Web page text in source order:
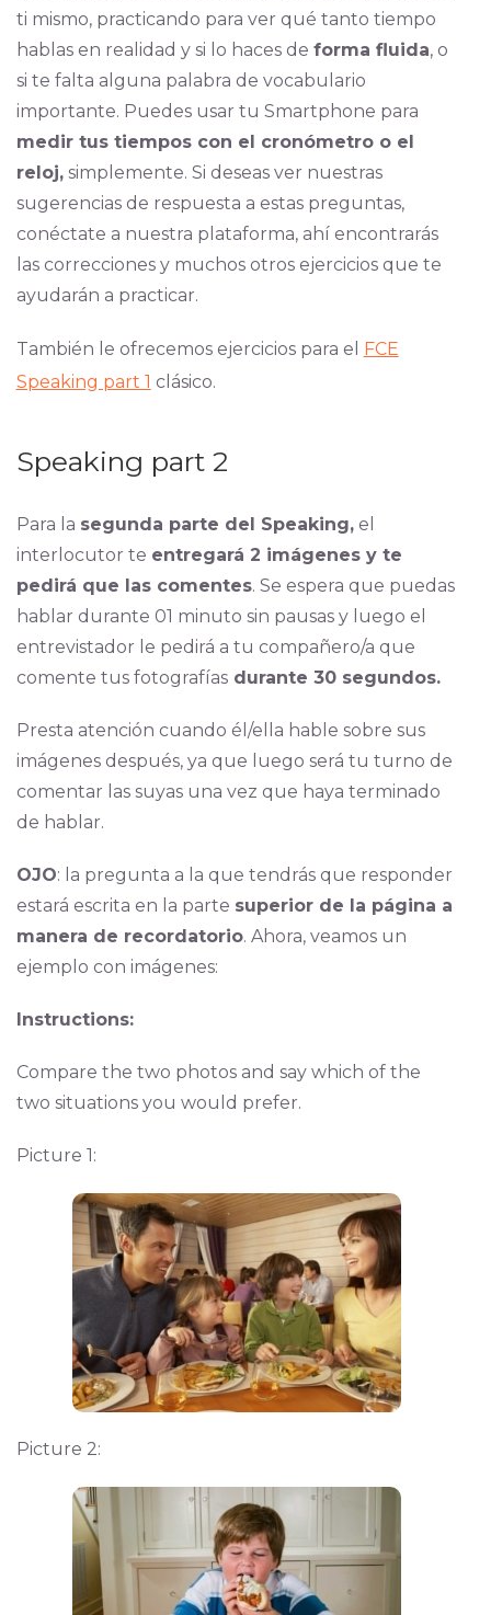
ti mismo, practicando para ver qué tanto tiempo
hablas en realidad y si lo haces de forma fluida, o
si te falta alguna palabra de vocabulario
importante. Puedes usar tu Smartphone para
medir tus tiempos con el cronómetro o el
reloj,simplemente. Si deseas ver nuestras
sugerencias de respuesta a estas preguntas,
conéctate a nuestra plataforma, ahí encontrarás
las correcciones y muchos otros ejercicios que te
ayudarán a practicar.
También le ofrecemos ejercicios para el FCE
Speaking part 1 clásico.
Speaking part 2
Para la segunda parte del Speaking,el
interlocutor te entregará 2 imágenes y te
pedirá que las comentes. Se espera que puedas
hablar durante 01 minuto sin pausas y luego el
entrevistador le pedirá a tu compañero/a que
comente tus fotografíasdurante 30 segundos.
Presta atención cuando él/ella hable sobre sus
imágenes después, ya que luego será tu turno de
comentar las suyas una vez que haya terminado
de hablar.
OJO: la pregunta a la que tendrás que responder
estará escrita en la parte superior de la página a
manera de recordatorio. Ahora, veamos un
ejemplo con imágenes:
Instructions:
Compare the two photos and say which of the
two situations you would prefer.
Picture 1:
Picture 2: